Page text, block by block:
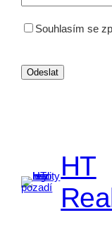
Souhlasím se
HT